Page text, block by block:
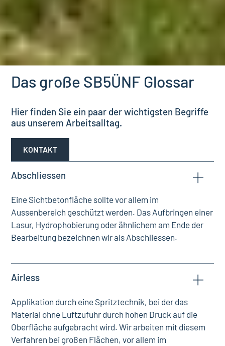
Das große SB5ÜNF Glossar
Hier finden Sie ein paar der wichtigsten Begriffe
aus unserem Arbeitsalltag.
KONTAKT
Abschliessen
Eine Sichtbetonfläche sollte vor allem im
Aussenbereich geschützt werden. Das Aufbringen einer
Lasur, Hydrophobierung oder ähnlichem am Ende der
Bearbeitung bezeichnen wir als Abschliessen.
Airless
Applikation durch eine Spritztechnik, bei der das
Material ohne Luftzufuhr durch hohen Druck auf die
Oberfläche aufgebracht wird. Wir arbeiten mit diesem
Verfahren bei großen Flächen, vor allem im